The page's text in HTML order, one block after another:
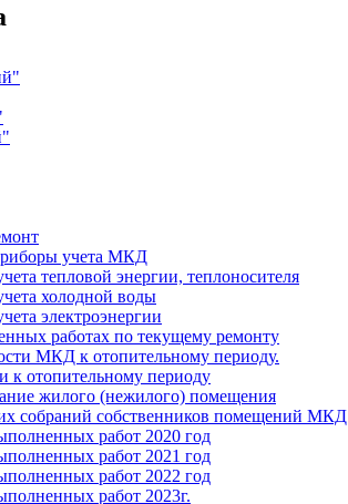
учета МКД
тепловой энергии, теплоносителя
холодной воды
электроэнергии
работах по текущему ремонту
МКД к отопительному периоду.
к отопительному периоду
жилого (нежилого) помещения
собраний собственников помещений МКД
работ 2020 год
работ 2021 год
работ 2022 год
работ 2023г.